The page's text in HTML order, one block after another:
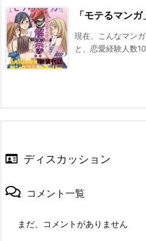
「モテるマン
現在、こんなマン
と、恋愛経験人数
ディスカッション
コメント一覧
まだ、コメントがありません